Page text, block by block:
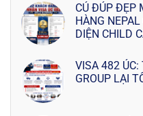
CÚ ĐÚP ĐẸP
HÀNG
DIỆN CHILD
VISA 482 ÚC:
GROUP LẠI